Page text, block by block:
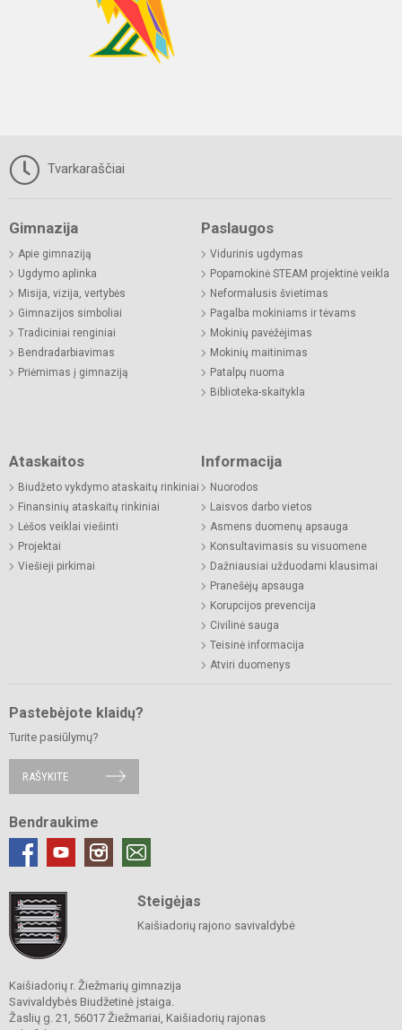
Tvarkaraščiai
Gimnazija
Apie gimnaziją
Ugdymo aplinka
Misija, vizija, vertybės
Gimnazijos simboliai
Tradiciniai renginiai
Bendradarbiavimas
Priėmimas į gimnaziją
Paslaugos
Vidurinis ugdymas
Popamokinė STEAM projektinė veikla
Neformalusis švietimas
Pagalba mokiniams ir tėvams
Mokinių pavėžėjimas
Mokinių maitinimas
Patalpų nuoma
Biblioteka-skaitykla
Ataskaitos
Biudžeto vykdymo ataskaitų rinkiniai
Finansinių ataskaitų rinkiniai
Lėšos veiklai viešinti
Projektai
Viešieji pirkimai
Informacija
Nuorodos
Laisvos darbo vietos
Asmens duomenų apsauga
Konsultavimasis su visuomene
Dažniausiai užduodami klausimai
Pranešėjų apsauga
Korupcijos prevencija
Civilinė sauga
Teisinė informacija
Atviri duomenys
Pastebėjote klaidų?
Turite pasiūlymų?
RAŠYKITE
Bendraukime
Steigėjas
Kaišiadorių rajono savivaldybė
Kaišiadorių r. Žiežmarių gimnazija
Savivaldybės Biudžetinė įstaiga.
Žaslių g. 21, 56017 Žiežmariai, Kaišiadorių rajonas